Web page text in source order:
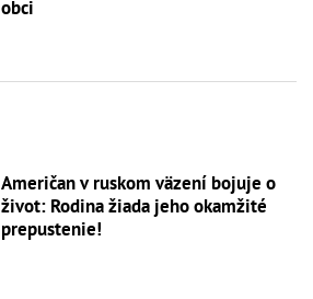
obci
Američan v ruskom väzení bojuje o
život: Rodina žiada jeho okamžité
prepustenie!